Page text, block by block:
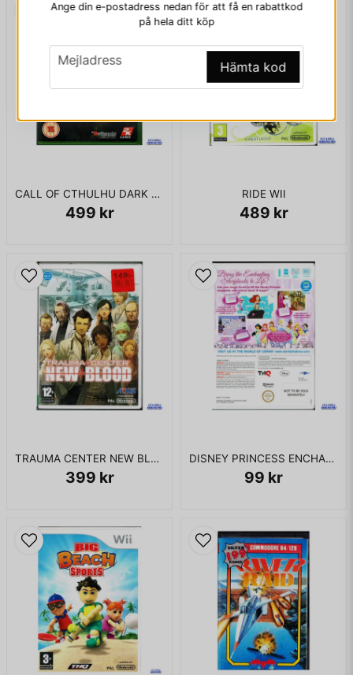
CALL OF CTHULHU DARK CORNERS OF THE EARTH XBOX
499 kr
RIDE WII
489 kr
TRAUMA CENTER NEW BLOOD WII
399 kr
DISNEY PRINCESS ENCHANTING STORYBOOKS WII
99 kr
Ange din e-postadress nedan för att få en rabattkod
på hela ditt köp
email
Mejladress Hämta kod